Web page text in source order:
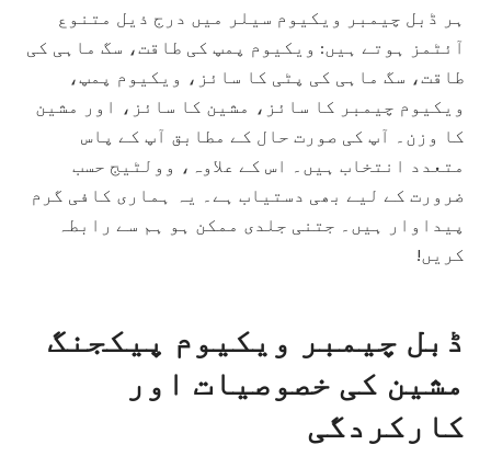
ہر ڈبل چیمبر ویکیوم سیلر میں درج ذیل متنوع
آئٹمز ہوتے ہیں: ویکیوم پمپ کی طاقت، سگ ماہی کی
طاقت، سگ ماہی کی پٹی کا سائز، ویکیوم پمپ،
ویکیوم چیمبر کا سائز، مشین کا سائز، اور مشین
کا وزن۔ آپ کی صورت حال کے مطابق آپ کے پاس
متعدد انتخاب ہیں۔ اس کے علاوہ، وولٹیج حسب
ضرورت کے لیے بھی دستیاب ہے۔ یہ ہماری کافی گرم
پیداوار ہیں۔ جتنی جلدی ممکن ہو ہم سے رابطہ
کریں!
ڈبل چیمبر ویکیوم پیکجنگ
مشین کی خصوصیات اور
کارکردگی